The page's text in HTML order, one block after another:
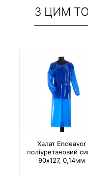
З ЦИМ
Халат Endeavor
поліуретановий
90х127, 0,14мм